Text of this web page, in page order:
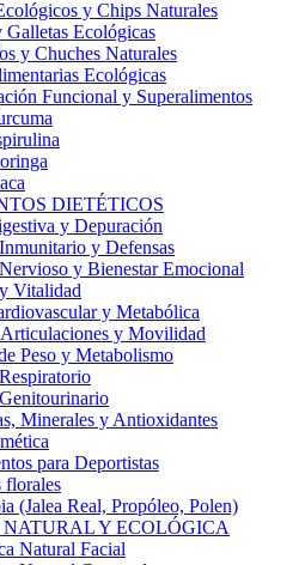
y Chips Naturales
Galletas Ecológicas
y Chuches Naturales
Ecológicas
Funcional y Superalimentos
DIETÉTICOS
y Depuración
y Defensas
y Bienestar Emocional
Vitalidad
y Metabólica
y Movilidad
Peso y Metabolismo
Minerales y Antioxidantes
para Deportistas
florales
(Jalea Real, Propóleo, Polen)
Y ECOLÓGICA
Natural Facial